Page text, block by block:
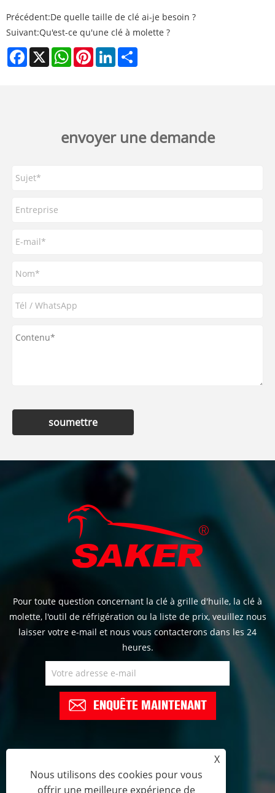
Précédent:De quelle taille de clé ai-je besoin ?
Suivant:Qu'est-ce qu'une clé à molette ?
Facebook
X WhatsAppPinterestLinkedIn
envoyer une demande
soumettre
Pour toute question concernant la clé à grille d'huile, la clé à
molette, l'outil de réfrigération ou la liste de prix, veuillez nous
laisser votre e-mail et nous vous contacterons dans les 24
heures.
ENQUÊTE MAINTENANT
X
Nous utilisons des cookies pour vous
offrir une meilleure expérience de